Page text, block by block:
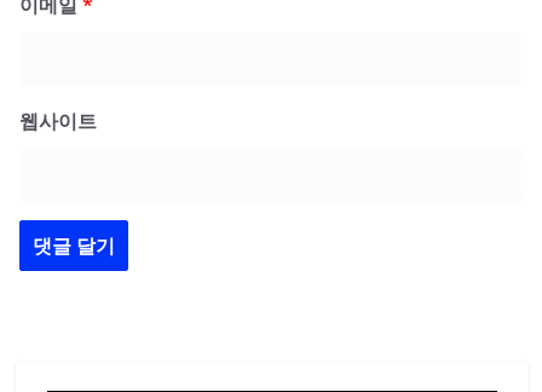
이메일 *
웹사이트